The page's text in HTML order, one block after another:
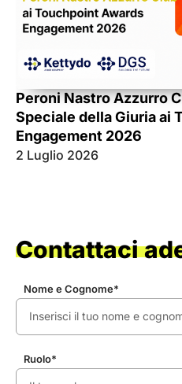
Peroni Nastro Azzurro
Speciale della Giuria ai
Engagement 2026
2 Luglio 2026
Contattaci
Nome e Cognome*
Ruolo*